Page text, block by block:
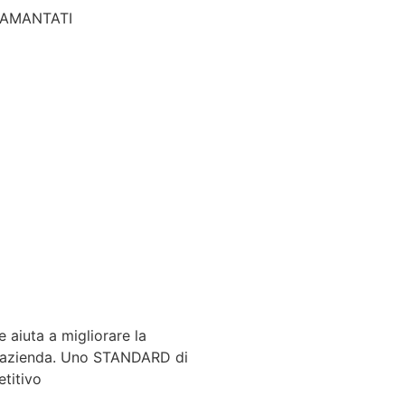
aiuta a migliorare la
Uno STANDARD di